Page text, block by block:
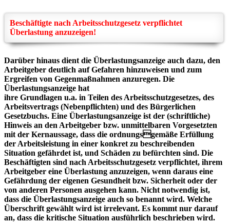
Beschäftigte nach Arbeitsschutzgesetz verpflichtet
Überlastung anzuzeigen!
Darüber hinaus dient die Überlastungsanzeige auch dazu, den
Arbeitgeber deutlich auf Gefahren hinzuweisen und zum
Ergreifen von Gegenmaßnahmen anzuregen. Die
Überlastungsanzeige hat
ihre Grundlagen u.a. in Teilen des Arbeitsschutzgesetzes, des
Arbeitsvertrags (Nebenpflichten) und des Bürgerlichen
Gesetzbuchs. Eine Überlastungsanzeige ist der (schriftliche)
Hinweis an den Arbeitgeber bzw. unmittelbaren Vorgesetzten
mit der Kernaussage, dass die ordnungsgemäße Erfüllung
der Arbeitsleistung in einer konkret zu beschreibenden
Situation gefährdet ist, und Schäden zu befürchten sind. Die
Beschäftigten sind nach Arbeitsschutzgesetz verpflichtet, ihrem
Arbeitgeber eine Überlastung anzuzeigen, wenn daraus eine
Gefährdung der eigenen Gesundheit bzw. Sicherheit oder der
von anderen Personen ausgehen kann. Nicht notwendig ist,
dass die Überlastungsanzeige auch so benannt wird. Welche
Überschrift gewählt wird ist irrelevant. Es kommt nur darauf
an, dass die kritische Situation ausführlich beschrieben wird.